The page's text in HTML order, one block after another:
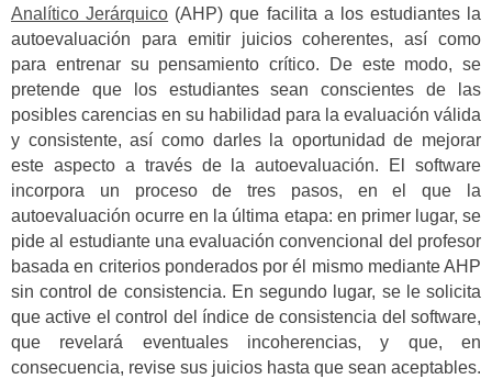
Analítico Jerárquico (AHP) que facilita a los estudiantes la
autoevaluación para emitir juicios coherentes, así como
para entrenar su pensamiento crítico. De este modo, se
pretende que los estudiantes sean conscientes de las
posibles carencias en su habilidad para la evaluación válida
y consistente, así como darles la oportunidad de mejorar
este aspecto a través de la autoevaluación. El software
incorpora un proceso de tres pasos, en el que la
autoevaluación ocurre en la última etapa: en primer lugar, se
pide al estudiante una evaluación convencional del profesor
basada en criterios ponderados por él mismo mediante AHP
sin control de consistencia. En segundo lugar, se le solicita
que active el control del índice de consistencia del software,
que revelará eventuales incoherencias, y que, en
consecuencia, revise sus juicios hasta que sean aceptables.